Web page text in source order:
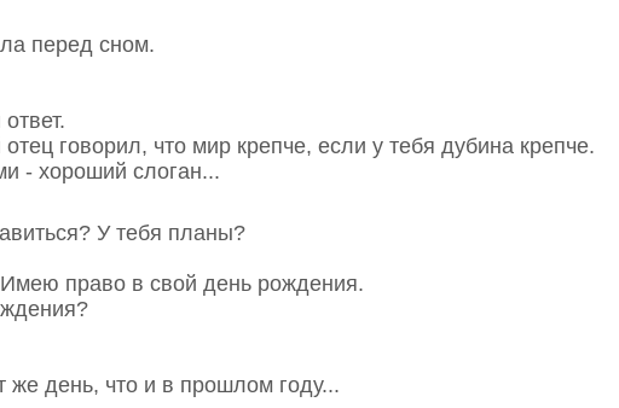
перед сном.
говорил, что мир крепче, если у тебя дубина крепче.
- хороший слоган...
У тебя планы?
право в свой день рождения.
же день, что и в прошлом году...